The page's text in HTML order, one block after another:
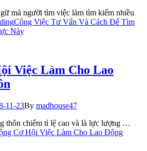
mà người tìm việc làm tìm kiếm nhiều
Công Việc Tư Vấn Và Cách Để Tìm
Này
Việc Làm Cho Lao
11-23By madhouse47
thôn chiếm tỉ lệ cao và là lực lượng …
Cơ Hội Việc Làm Cho Lao Động